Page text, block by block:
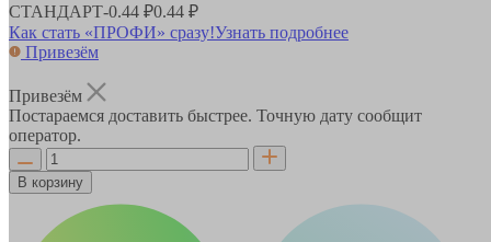
СТАНДАРТ-0.44 ₽0.44 ₽
Как стать «ПРОФИ» сразу!Узнать подробнее
Привезём
Привезём
Постараемся доставить быстрее. Точную дату сообщит
оператор.
В корзину